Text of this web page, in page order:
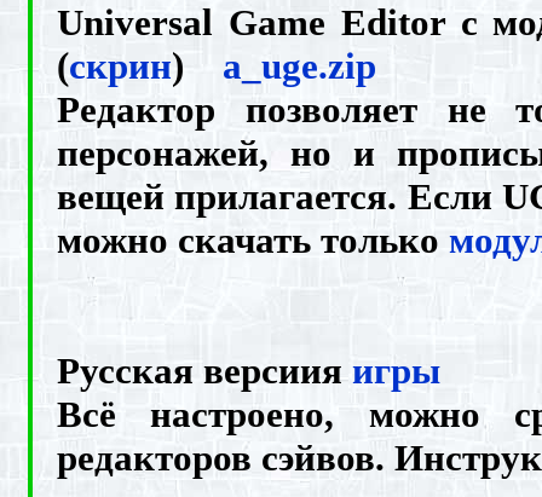
Universal Game Editor с
(скрин) a_uge.zip
Редактор позволяет не
персонажей, но и
вещей прилагается. Если
можно скачать только
Русская версиияигры
Всё настроено, можно
редакторов сэйвов.